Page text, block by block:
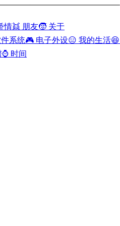
情👯 朋友🧒 关于
系统🎮 电子外设😑 我的生活
⌚ 时间